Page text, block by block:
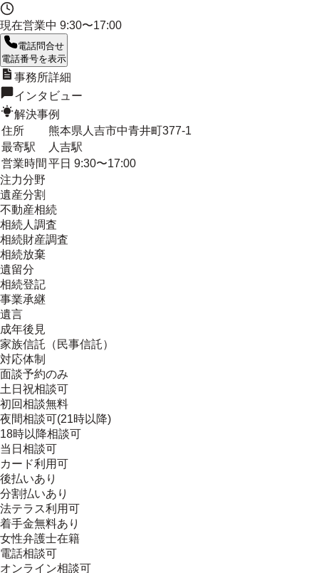
現在営業中 9:30〜17:00
電話問合せ
電話番号を表示
事務所詳細
インタビュー
解決事例
住所
熊本県人吉市中青井町377-1
最寄駅
人吉駅
営業時間 平日 9:30〜17:00
注力分野
遺産分割
不動産相続
相続人調査
相続財産調査
相続放棄
遺留分
相続登記
事業承継
遺言
成年後見
家族信託（民事信託）
対応体制
面談予約のみ
土日祝相談可
初回相談無料
夜間相談可(21時以降)
18時以降相談可
当日相談可
カード利用可
後払いあり
分割払いあり
法テラス利用可
着手金無料あり
女性弁護士在籍
電話相談可
オンライン相談可